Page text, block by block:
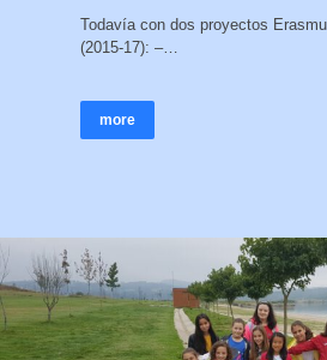
Todavía con dos proyectos
(2015-17): –…
more